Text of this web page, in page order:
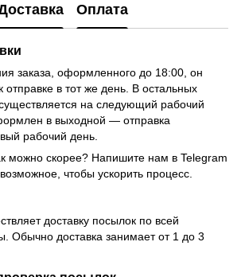
Оплата
заказа, оформленного до 18:00, он
отправке в тот же день. В остальных
на следующий рабочий
в выходной — отправка
рабочий день.
можно скорее? Напишите нам в Telegram
чтобы ускорить процесс.
доставку посылок по всей
Обычно доставка занимает от 1 до 3